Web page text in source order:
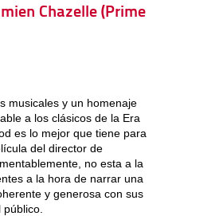
Chazelle (Prime
musicales y un homenaje
a los clásicos de la Era
es lo mejor que tiene para
del director de
no esta a la
a la hora de narrar una
y generosa con sus